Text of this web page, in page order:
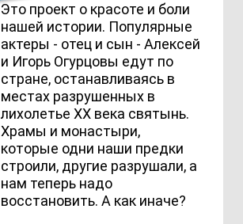
Это проект о красоте и боли
нашей истории. Популярные
актеры - отец и сын - Алексей
и Игорь Огурцовы едут по
стране, останавливаясь в
местах разрушенных в
лихолетье ХХ века святынь.
Храмы и монастыри,
которые одни наши предки
строили, другие разрушали, а
нам теперь надо
восстановить. А как иначе?